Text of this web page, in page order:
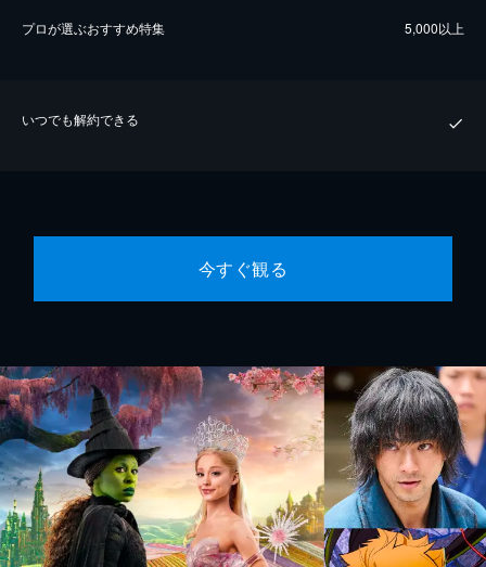
プロが選ぶおすすめ特集 5,000以上
いつでも解約できる
今すぐ観る